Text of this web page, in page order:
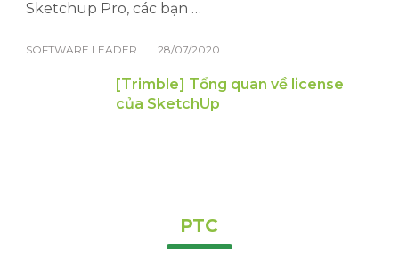
Sketchup Pro, các bạn …
SOFTWARE LEADER 28/07/2020
[Trimble] Tổng quan về license
của SketchUp
PTC